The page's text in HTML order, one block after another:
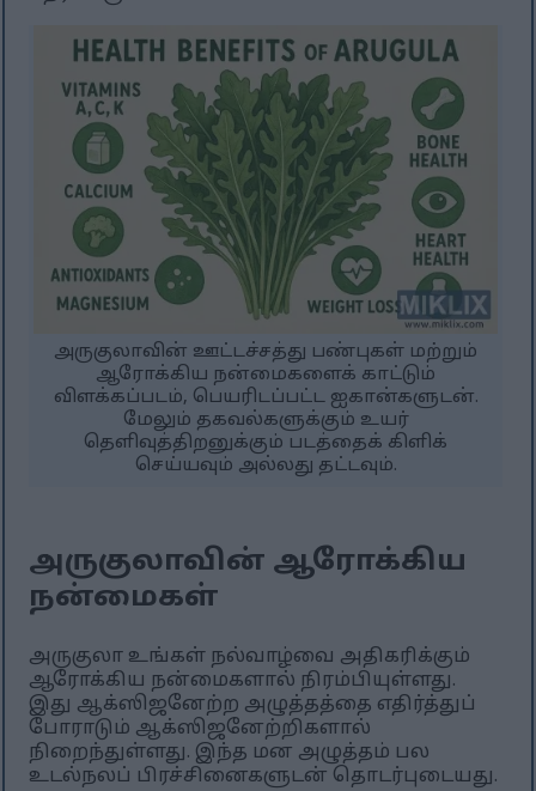
அருகுலாவின் ஊட்டச்சத்து பண்புகள் மற்றும்
ஆரோக்கிய நன்மைகளைக் காட்டும்
விளக்கப்படம், பெயரிடப்பட்ட ஐகான்களுடன்.
மேலும் தகவல்களுக்கும் உயர்
தெளிவுத்திறனுக்கும் படத்தைக் கிளிக்
செய்யவும் அல்லது தட்டவும்.
அருகுலாவின் ஆரோக்கிய
நன்மைகள்
அருகுலா உங்கள் நல்வாழ்வை அதிகரிக்கும்
ஆரோக்கிய நன்மைகளால் நிரம்பியுள்ளது.
இது ஆக்ஸிஜனேற்ற அழுத்தத்தை எதிர்த்துப்
போராடும் ஆக்ஸிஜனேற்றிகளால்
நிறைந்துள்ளது. இந்த மன அழுத்தம் பல
உடல்நலப் பிரச்சினைகளுடன் தொடர்புடையது.